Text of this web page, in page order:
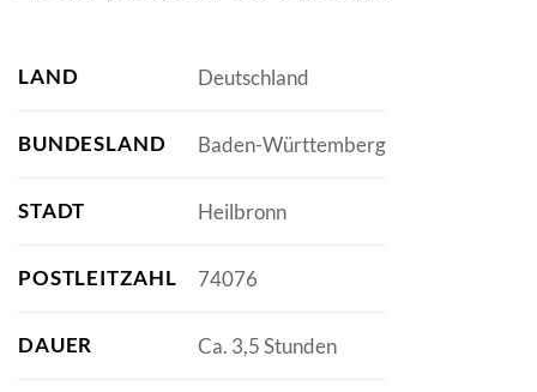
LAND Deutschland
BUNDESLAND Baden-Württemberg
STADT Heilbronn
POSTLEITZAHL 74076
DAUER Ca. 3,5 Stunden